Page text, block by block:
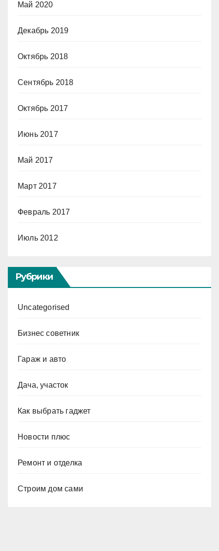
Май 2020
Декабрь 2019
Октябрь 2018
Сентябрь 2018
Октябрь 2017
Июнь 2017
Май 2017
Март 2017
Февраль 2017
Июль 2012
Рубрики
Uncategorised
Бизнес советник
Гараж и авто
Дача, участок
Как выбрать гаджет
Новости плюс
Ремонт и отделка
Строим дом сами